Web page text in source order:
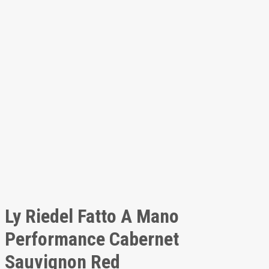
Ly Riedel Fatto A Mano
Performance Cabernet
Sauvignon Red